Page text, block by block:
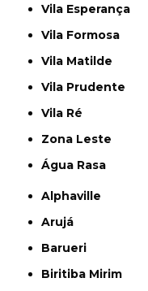
Vila Esperança
Vila Formosa
Vila Matilde
Vila Prudente
Vila Ré
Zona Leste
Água Rasa
Alphaville
Arujá
Barueri
Biritiba Mirim